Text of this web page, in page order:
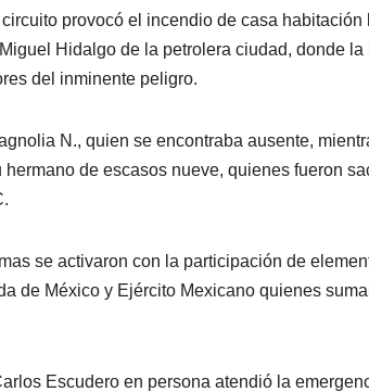
provocó el incendio de casa
Hidalgo de la petrolera ciudad, donde
del inminente peligro.
N., quien se encontraba ausente,
de escasos nueve, quienes fueron
se activaron con la participación de
de México y Ejército Mexicano quienes
Escudero en persona atendió la